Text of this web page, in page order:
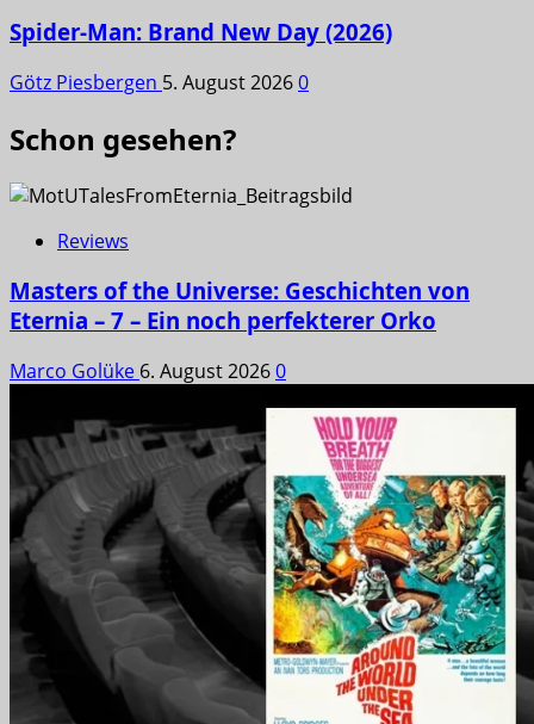
Spider-Man: Brand New Day (2026)
Götz Piesbergen 5. August 20260
Schon gesehen?
Reviews
Masters of the Universe: Geschichten von
Eternia – 7 – Ein noch perfekterer Orko
Marco Golüke 6. August 20260